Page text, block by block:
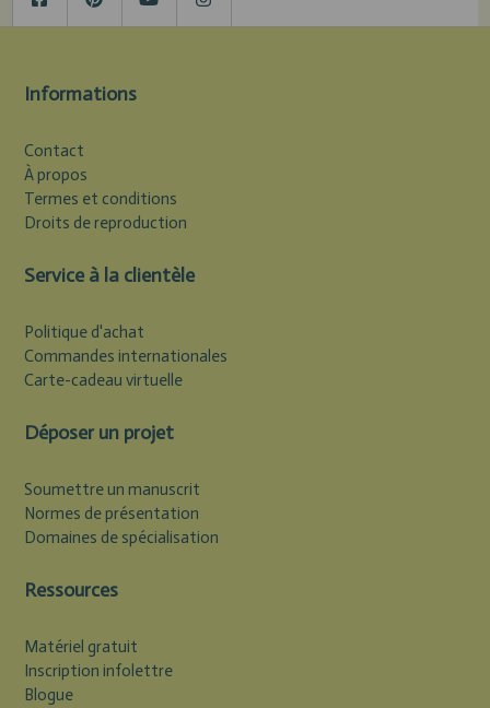
Informations
Contact
À propos
Termes et conditions
Droits de reproduction
Service à la clientèle
Politique d'achat
Commandes internationales
Carte-cadeau virtuelle
Déposer un projet
Soumettre un manuscrit
Normes de présentation
Domaines de spécialisation
Ressources
Matériel gratuit
Inscription infolettre
Blogue